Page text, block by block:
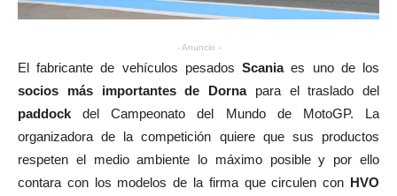
- Anuncio -
El fabricante de vehículos pesadosScaniaes uno de los
socios más importantes de Dornapara el traslado del
paddockdel Campeonato del Mundo de MotoGP. La
organizadora de la competición quiere que sus productos
respeten el medio ambiente lo máximo posible y por ello
contara con los modelos de la firma que circulen con HVO